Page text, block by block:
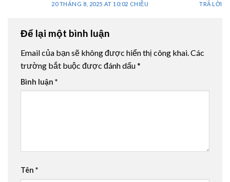
20 THÁNG 8, 2025 AT 10:02 CHIỀU TRẢ LỜI
Để lại một bình luận
Email của bạn sẽ không được hiển thị công khai. Các
trường bắt buộc được đánh dấu*
Bình luận *
Tên *